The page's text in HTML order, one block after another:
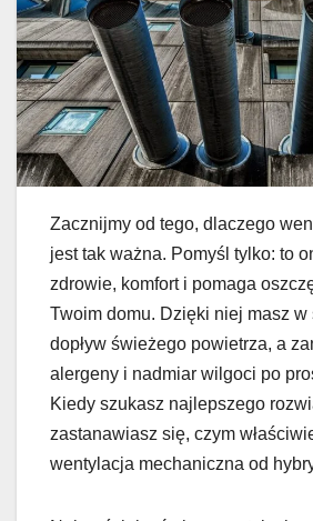
Zacznijmy od tego, dlaczego
jest tak ważna. Pomyśl tylko: to
zdrowie, komfort i pomaga
Twoim domu. Dzięki niej masz w
dopływ świeżego powietrza, a
alergeny i nadmiar wilgoci po
Kiedy szukasz najlepszego
zastanawiasz się, czym
wentylacja mechaniczna od